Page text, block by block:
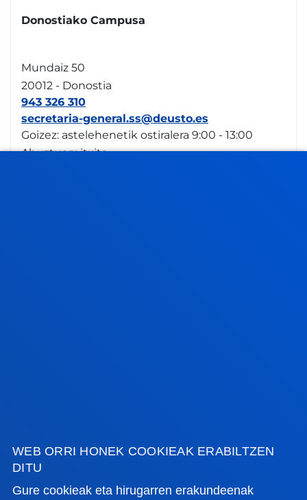
WEB ORRI HONEK COOKIEAK ERABILTZEN
DITU
Gure cookieak eta hirugarren erakundeenak
Donostiako Campusa
Mundaiz 50
20012 - Donostia
943 326 310
secretaria-general.ss@deusto.es
Goizez: astelehenetik ostiralera 9:00 - 13:00
Abuztuan: itxita
Jarri gurekin harremanetan